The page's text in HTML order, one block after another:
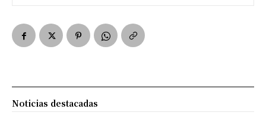
Noticias destacadas